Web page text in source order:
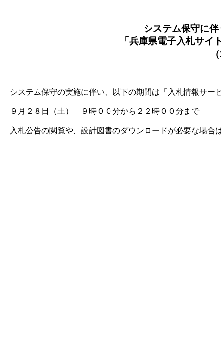
システム保守に
「兵庫県電子入札サイ
システム保守の実施に伴い、以下の期間は「入札情報サー
９月２８日（土） ９時００分から２２時００分まで
入札公告の閲覧や、設計図書のダウンロードが必要な場合